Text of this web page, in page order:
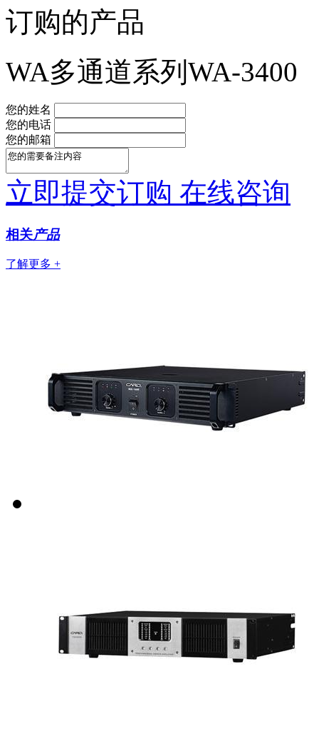
订购的产品
WA多通道系列WA-3400
您的姓名
您的电话
您的邮箱
立即提交订购 在线咨询
相关产品
了解更多 +